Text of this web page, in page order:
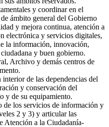
y coordinar en el
ámbito general del Gobierno
y mejora continua, atención a
electrónica y servicios digitales,
la información, innovación,
y buen gobierno.
Archivo y demás centros de
de las dependencias del
y conservación del
y de su equipamiento.
de los servicios de información y
2 y 3) y articular las
Atención a la Ciudadanía-